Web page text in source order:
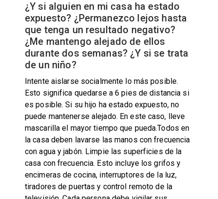
¿Y si alguien en mi casa ha estado
expuesto? ¿Permanezco lejos hasta
que tenga un resultado negativo?
¿Me mantengo alejado de ellos
durante dos semanas? ¿Y si se trata
de un niño?
Intente aislarse socialmente lo más posible.
Esto significa quedarse a 6 pies de distancia si
es posible. Si su hijo ha estado expuesto, no
puede mantenerse alejado. En este caso, lleve
mascarilla el mayor tiempo que pueda.Todos en
la casa deben lavarse las manos con frecuencia
con agua y jabón. Limpie las superficies de la
casa con frecuencia. Esto incluye los grifos y
encimeras de cocina, interruptores de la luz,
tiradores de puertas y control remoto de la